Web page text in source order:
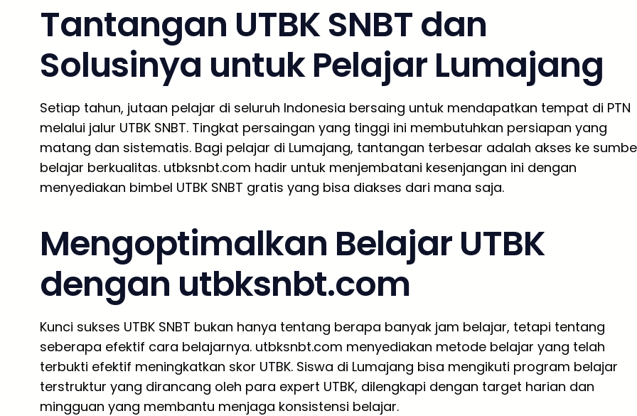
Tantangan UTBK SNBT dan
Solusinya untuk Pelajar Lumajang
Setiap tahun, jutaan pelajar di seluruh Indonesia bersaing untuk mendapatkan tempat di PTN
melalui jalur UTBK SNBT. Tingkat persaingan yang tinggi ini membutuhkan persiapan yang
matang dan sistematis. Bagi pelajar di Lumajang, tantangan terbesar adalah akses ke
belajar berkualitas. utbksnbt.com hadir untuk menjembatani kesenjangan ini dengan
menyediakan bimbel UTBK SNBT gratis yang bisa diakses dari mana saja.
Mengoptimalkan Belajar UTBK
dengan utbksnbt.com
Kunci sukses UTBK SNBT bukan hanya tentang berapa banyak jam belajar, tetapi tentang
seberapa efektif cara belajarnya. utbksnbt.com menyediakan metode belajar yang telah
terbukti efektif meningkatkan skor UTBK. Siswa di Lumajang bisa mengikuti program belajar
terstruktur yang dirancang oleh para expert UTBK, dilengkapi dengan target harian dan
mingguan yang membantu menjaga konsistensi belajar.